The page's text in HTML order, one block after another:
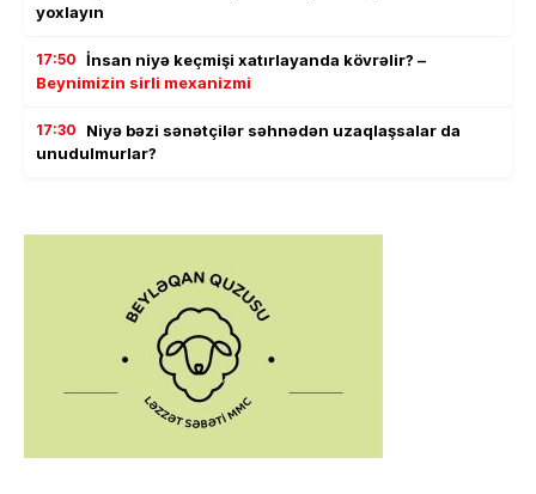
yoxlayın
17:50 İnsan niyə keçmişi xatırlayanda kövrəlir? –
Beynimizin sirli mexanizmi
17:30
Niyə bəzi sənətçilər səhnədən uzaqlaşsalar da
unudulmurlar?